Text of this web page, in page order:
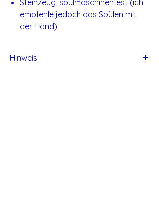
Steinzeug, spülmaschinenfest (ich
empfehle jedoch das Spülen mit
der Hand)
Hinweis